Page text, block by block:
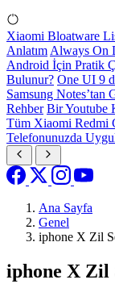
Xiaomi Bloatware
Anlatım Always On
Android İçin Pratik
Bulunur? One UI 9
Samsung Notes’tan
Rehber Bir Youtube
Tüm Xiaomi Redmi
Telefonunuzda
Ana Sayfa
Genel
iphone X Zil
iphone X Zil